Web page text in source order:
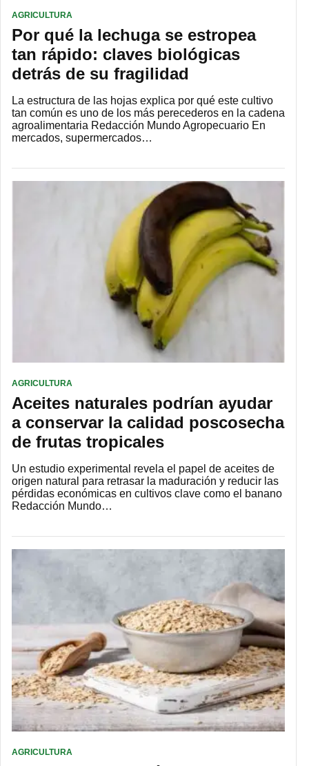
AGRICULTURA
Por qué la lechuga se estropea
tan rápido: claves biológicas
detrás de su fragilidad
La estructura de las hojas explica por qué este cultivo
tan común es uno de los más perecederos en la cadena
agroalimentaria Redacción Mundo Agropecuario En
mercados, supermercados…
AGRICULTURA
Aceites naturales podrían ayudar
a conservar la calidad poscosecha
de frutas tropicales
Un estudio experimental revela el papel de aceites de
origen natural para retrasar la maduración y reducir las
pérdidas económicas en cultivos clave como el banano
Redacción Mundo…
AGRICULTURA